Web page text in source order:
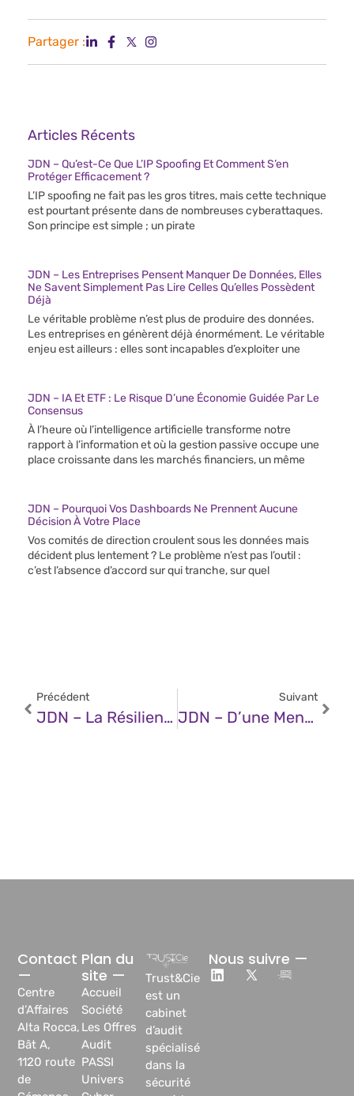
Partager :
Articles Récents
JDN – Qu’est-Ce Que L’IP Spoofing Et Comment S’en
Protéger Efficacement ?
L’IP spoofing ne fait pas les gros titres, mais cette technique
est pourtant présente dans de nombreuses cyberattaques.
Son principe est simple ; un pirate
JDN – Les Entreprises Pensent Manquer De Données, Elles
Ne Savent Simplement Pas Lire Celles Qu’elles Possèdent
Déjà
Le véritable problème n’est plus de produire des données.
Les entreprises en génèrent déjà énormément. Le véritable
enjeu est ailleurs : elles sont incapables d’exploiter une
JDN – IA Et ETF : Le Risque D’une Économie Guidée Par Le
Consensus
À l’heure où l’intelligence artificielle transforme notre
rapport à l’information et où la gestion passive occupe une
place croissante dans les marchés financiers, un même
JDN – Pourquoi Vos Dashboards Ne Prennent Aucune
Décision À Votre Place
Vos comités de direction croulent sous les données mais
décident plus lentement ? Le problème n’est pas l’outil :
c’est l’absence d’accord sur qui tranche, sur quel
Précédent
JDN – La Résilience D’Internet Sera-T-Elle Sacrifiée Sur L’autel De La Centralisation ?
Suivant
JDN – D’une Menace À Une Crise : L’IA Et La Nouvelle Vague De Fraude Documentaire
Trust&Cie
est un
cabinet
d’audit
spécialisé
dans la
sécurité
Plan du
site —
Accueil
Société
Les Offres
Audit
PASSI
Univers
Contact
—
Centre
d’Affaires
Alta Rocca,
Bât A,
1120 route
de
Nous suivre —